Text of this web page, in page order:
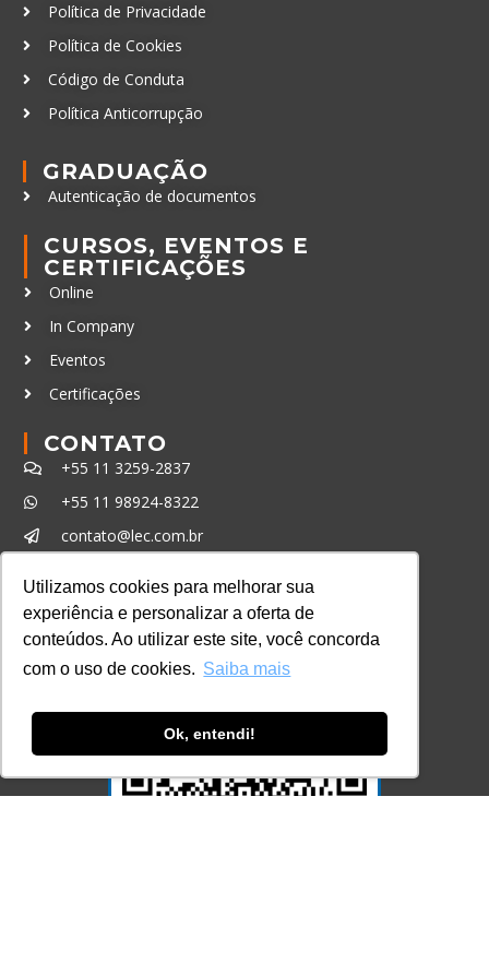
Utilizamos cookies para melhorar sua
experiência e personalizar a oferta de
conteúdos. Ao utilizar este site, você concorda
com o uso de cookies. Saiba mais
Ok, entendi!
Política de Privacidade
Política de Cookies
Código de Conduta
Política Anticorrupção
GRADUAÇÃO
Autenticação de documentos
CURSOS, EVENTOS E
CERTIFICAÇÕES
Online
In Company
Eventos
Certificações
CONTATO
+55 11 3259-2837
+55 11 98924-8322
contato@lec.com.br
Ferramenta Antifraude
Consulte aqui o cadastro da Instituição no
Sistema e-MEC